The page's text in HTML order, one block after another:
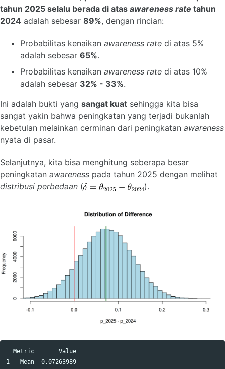
tahun 2025 selalu berada di atas awareness rate tahun
2024 adalah sebesar 89%, dengan rincian:
Probabilitas kenaikan awareness rate di atas 5%
adalah sebesar 65%.
Probabilitas kenaikan awareness rate di atas 10%
adalah sebesar 32% - 33%.
Ini adalah bukti yang sangat kuat sehingga kita bisa
sangat yakin bahwa peningkatan yang terjadi bukanlah
kebetulan melainkan cerminan dari peningkatan awareness
nyata di pasar.
Selanjutnya, kita bisa menghitung seberapa besar
peningkatan awareness pada tahun 2025 dengan melihat
distribusi perbedaan ( ).
  Metric       Value
1   Mean  0.07263989